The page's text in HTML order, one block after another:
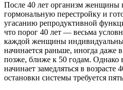
После 40 лет организм женщины
гормональную перестройку и
угасанию репродуктивной
что порог 40 лет — весьма
каждой женщины
начинается раньше, иногда даже
позже, ближе к 50 годам. Однако
начинает замедляться в возрасте
остановки системы требуется